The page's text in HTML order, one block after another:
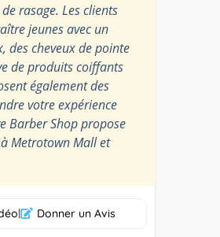
rasage. Les clients
jeunes avec un
des cheveux de pointe
de produits coiffants
également des
votre expérience
Barber Shop propose
Metrotown Mall et
| Donner un Avis